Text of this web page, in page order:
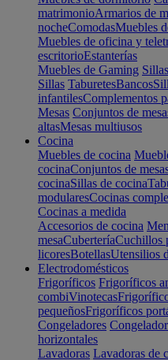
matrimonioArmarios de
nocheComodasMuebles
Muebles de oficina y
escritorioEstanterías
Muebles de Gaming
Sillas TaburetesBancos
infantilesComplementos
Mesas Conjuntos de
altasMesas multiusos
Cocina
Muebles de cocina
cocinaConjuntos de
cocinaSillas de cocina
modularesCocinas
Cocinas a medida
Accesorios de cocina
mesaCuberteríaCuchillos
licoresBotellasUtensilios
Electrodomésticos
Frigoríficos Frigoríficos
combiVinotecas
pequeñosFrigoríficos
Congeladores
horizontales
Lavadoras Lavadoras de